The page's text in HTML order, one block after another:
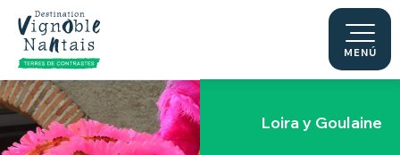
Aller
contenu
principal
MENÚ
Le Moulin du
Sèvre
Loira y Goulaine